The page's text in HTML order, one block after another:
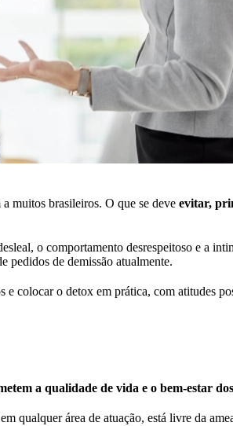
muitos brasileiros. O que se deve evitar,
o comportamento desrespeitoso e a
pedidos de demissão atualmente.
e colocar o detox em prática, com atitudes
a qualidade de vida e o bem-estar
qualquer área de atuação, está livre da